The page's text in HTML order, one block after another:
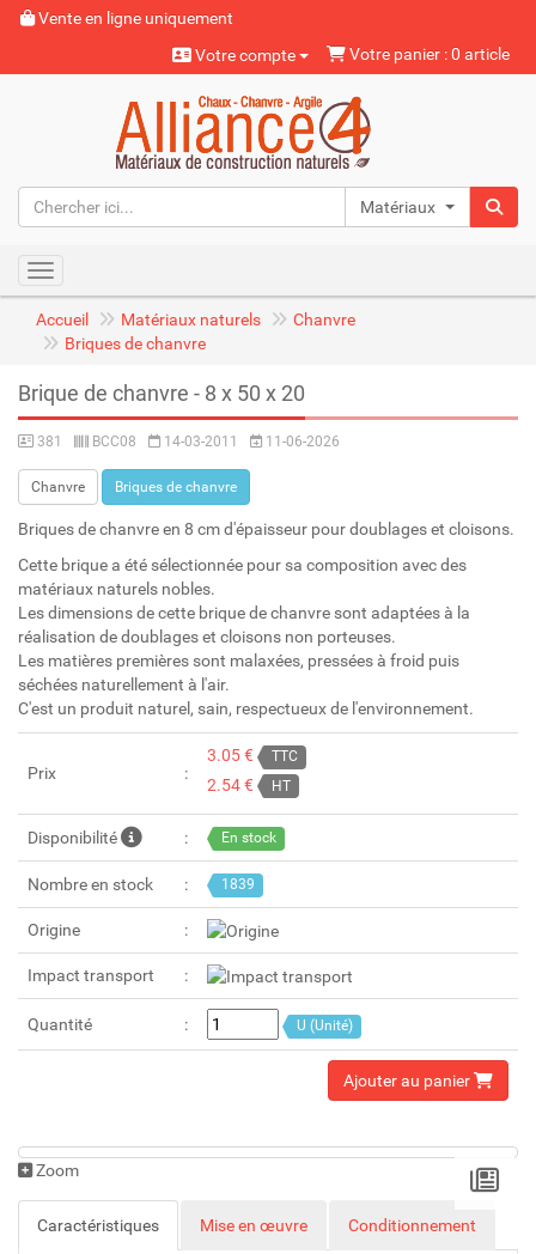
Vente en ligne uniquement
Votre compte
Votre panier : 0 article
Matériaux naturels
Toggle navigation
Accueil Matériaux naturels
Chanvre
Briques de chanvre
Brique de chanvre - 8 x 50 x 20
381 BCC08 14-03-2011 11-06-2026
Chanvre Briques de chanvre
Briques de chanvre en 8 cm d'épaisseur pour doublages et cloisons.
Cette brique a été sélectionnée pour sa composition avec des
matériaux naturels nobles.
Les dimensions de cette brique de chanvre sont adaptées à la
réalisation de doublages et cloisons non porteuses.
Les matières premières sont malaxées, pressées à froid puis
séchées naturellement à l'air.
C'est un produit naturel, sain, respectueux de l'environnement.
Prix
3.05 € TTC
2.54 € HT
Disponibilité En stock
Nombre en stock 1839
Origine
Impact transport
Quantité U (Unité)
Ajouter au panier
Zoom
Caractéristiques Mise en œuvre Conditionnement